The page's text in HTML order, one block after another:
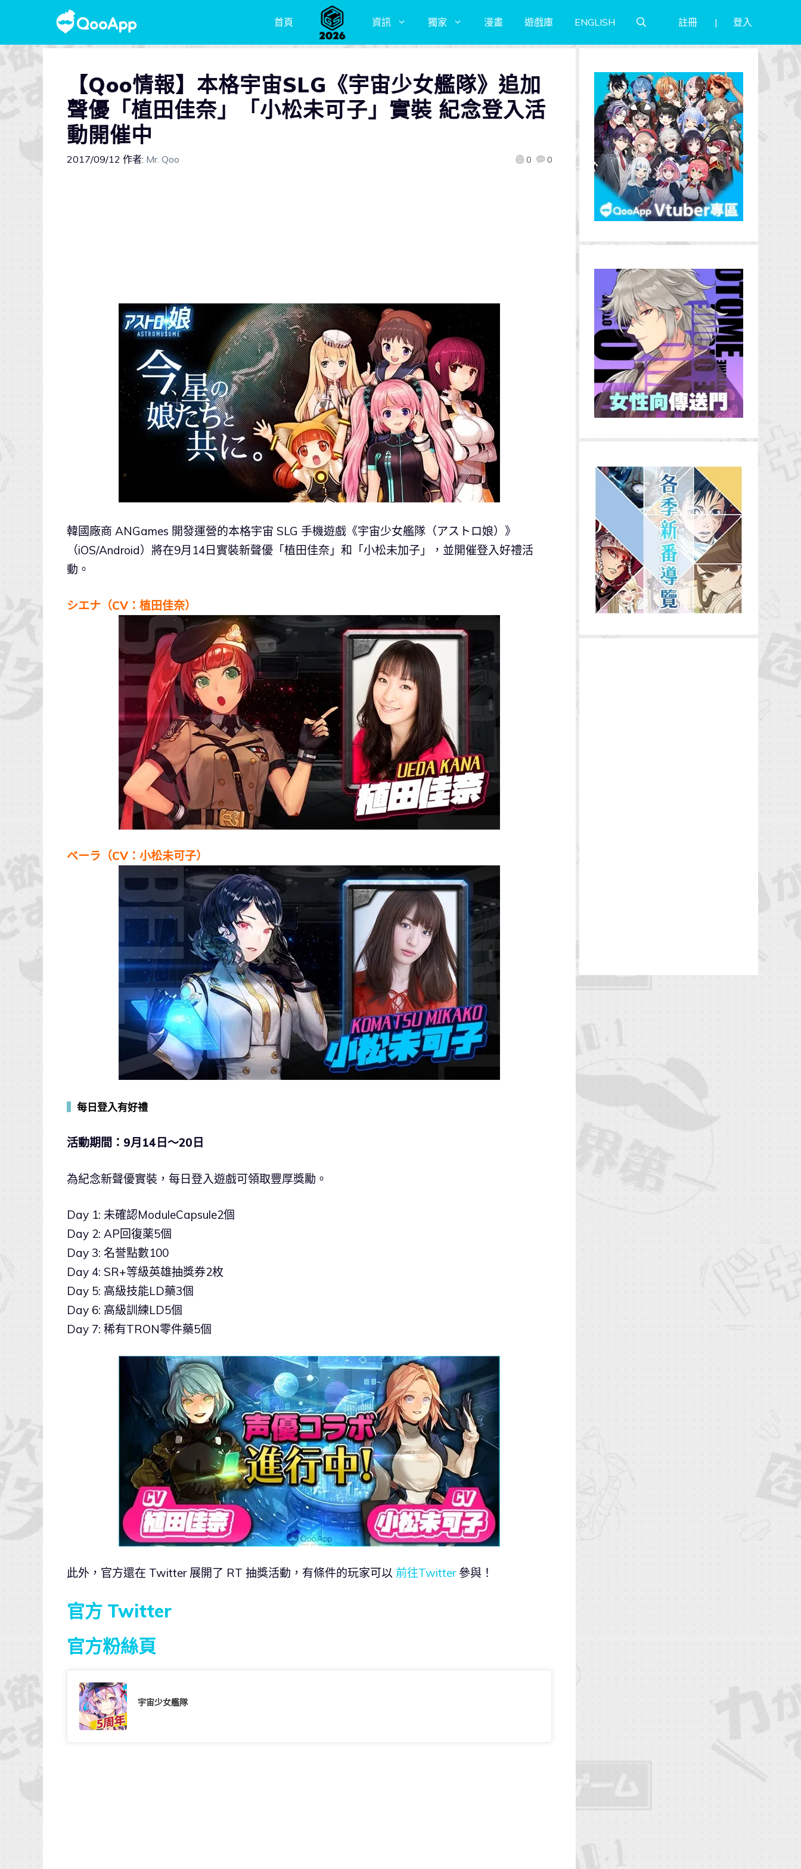
首頁 資訊 獨家 漫畫 遊戲庫 ENGLISH 註冊 登入
【Qoo情報】本格宇宙SLG《宇宙少女艦隊》追加
聲優「植田佳奈」「小松未可子」實裝 紀念登入活
動開催中
2017/09/12 作者: Mr. Qoo 0 0
韓國廠商 ANGames 開發運營的本格宇宙 SLG 手機遊戲《宇宙少女艦隊（アストロ娘）》
（iOS/Android）將在9月14日實裝新聲優「植田佳奈」和「小松未加子」，並開催登入好禮活
動。
シエナ（CV：植田佳奈）
ベーラ（CV：小松未可子）
每日登入有好禮
活動期間：9月14日～20日
為紀念新聲優實裝，每日登入遊戲可領取豐厚獎勵。
Day 1: 未確認ModuleCapsule2個
Day 2: AP回復薬5個
Day 3: 名誉點數100
Day 4: SR+等級英雄抽獎券2枚
Day 5: 高級技能LD藥3個
Day 6: 高級訓練LD5個
Day 7: 稀有TRON零件藥5個
此外，官方還在 Twitter 展開了 RT 抽獎活動，有條件的玩家可以 前往Twitter參與！
官方 Twitter
官方粉絲頁
宇宙少女艦隊